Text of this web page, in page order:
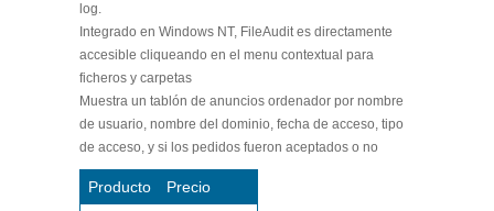
log.
Integrado en Windows NT, FileAudit es directamente
accesible cliqueando en el menu contextual para
ficheros y carpetas
Muestra un tablón de anuncios ordenador por nombre
de usuario, nombre del dominio, fecha de acceso, tipo
de acceso, y si los pedidos fueron aceptados o no
Producto
Precio